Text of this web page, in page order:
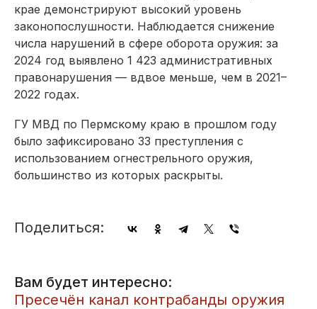
крае демонстрируют высокий уровень
законопослушности. Наблюдается снижение
числа нарушений в сфере оборота оружия: за
2024 год выявлено 1 423 административных
правонарушения — вдвое меньше, чем в 2021–
2022 годах.
ГУ МВД по Пермскому краю в прошлом году
было зафиксировано 33 преступления с
использованием огнестрельного оружия,
большинство из которых раскрыты.
Поделиться:
Вам будет интересно:
​Пресечён канал контрабанды оружия